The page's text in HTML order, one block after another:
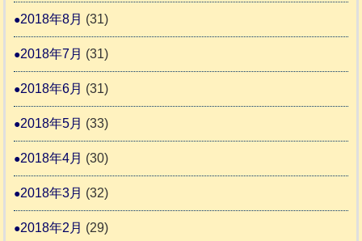
2018年8月 (31)
2018年7月 (31)
2018年6月 (31)
2018年5月 (33)
2018年4月 (30)
2018年3月 (32)
2018年2月 (29)